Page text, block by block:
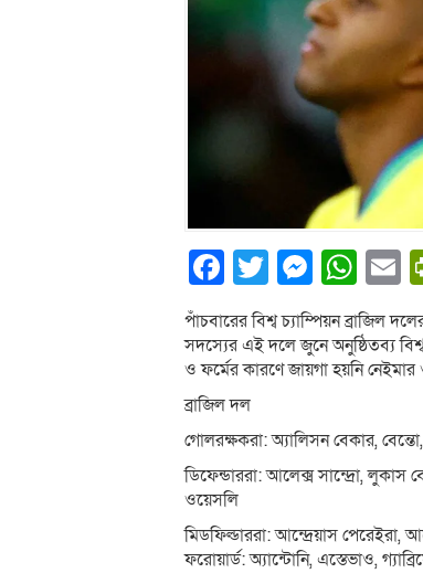
Facebook
Twitter
পাঁচবারের বিশ্ব চ্যাম্পিয়ন ব্রাজিল
সদস্যের এই দলে জুনে অনুষ্ঠিতব্য
ও ফর্মের কারণে জায়গা হয়নি নেইমার
ব্রাজিল দল
গোলরক্ষকরা: অ্যালিসন বেকার,
ডিফেন্ডাররা: আলেক্স সান্দ্রো, লুকাস
ওয়েসলি
মিডফিল্ডাররা: আন্দ্রেয়াস পেরেইরা,
ফরোয়ার্ড: অ্যান্টোনি, এস্তেভাও,